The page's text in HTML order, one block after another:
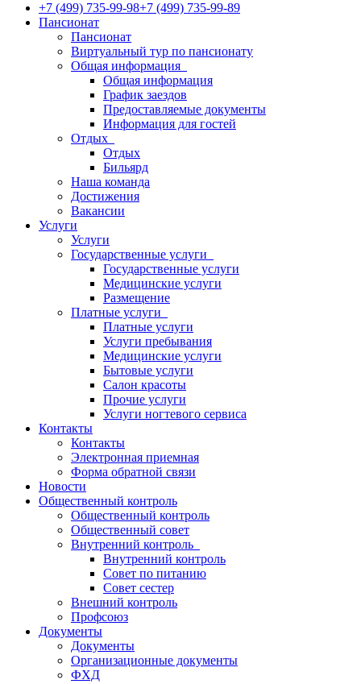
+7 (499) 735-99-98+7 (499) 735-99-89
Пансионат
Пансионат
Виртуальный тур по пансионату
Общая информация
Общая информация
График заездов
Предоставляемые документы
Информация для гостей
Отдых
Отдых
Бильярд
Наша команда
Достижения
Вакансии
Услуги
Услуги
Государственные услуги
Государственные услуги
Медицинские услуги
Размещение
Платные услуги
Платные услуги
Услуги пребывания
Медицинские услуги
Бытовые услуги
Салон красоты
Прочие услуги
Услуги ногтевого сервиса
Контакты
Контакты
Электронная приемная
Форма обратной связи
Новости
Общественный контроль
Общественный контроль
Общественный совет
Внутренний контроль
Внутренний контроль
Совет по питанию
Совет сестер
Внешний контроль
Профсоюз
Документы
Документы
Организационные документы
ФХД